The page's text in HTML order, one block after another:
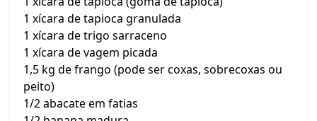
1 xícara de tapioca granulada
1 xícara de trigo sarraceno
1 xícara de vagem picada
1,5 kg de frango (pode ser coxas, sobrecoxas ou
peito)
1/2 abacate em fatias